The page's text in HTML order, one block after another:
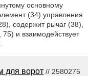
основному
(34) управления
содержит рычаг (38),
и взаимодействует
для ворот // 2580275